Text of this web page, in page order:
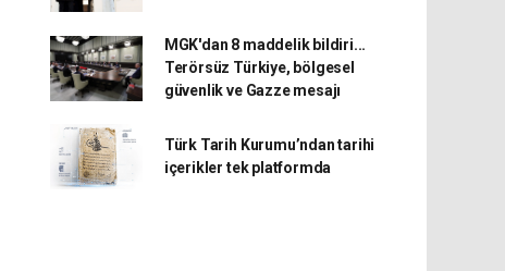
MGK'dan 8 maddelik bildiri...
Terörsüz Türkiye, bölgesel
güvenlik ve Gazze mesajı
Türk Tarih Kurumu’ndan tarihi
içerikler tek platformda